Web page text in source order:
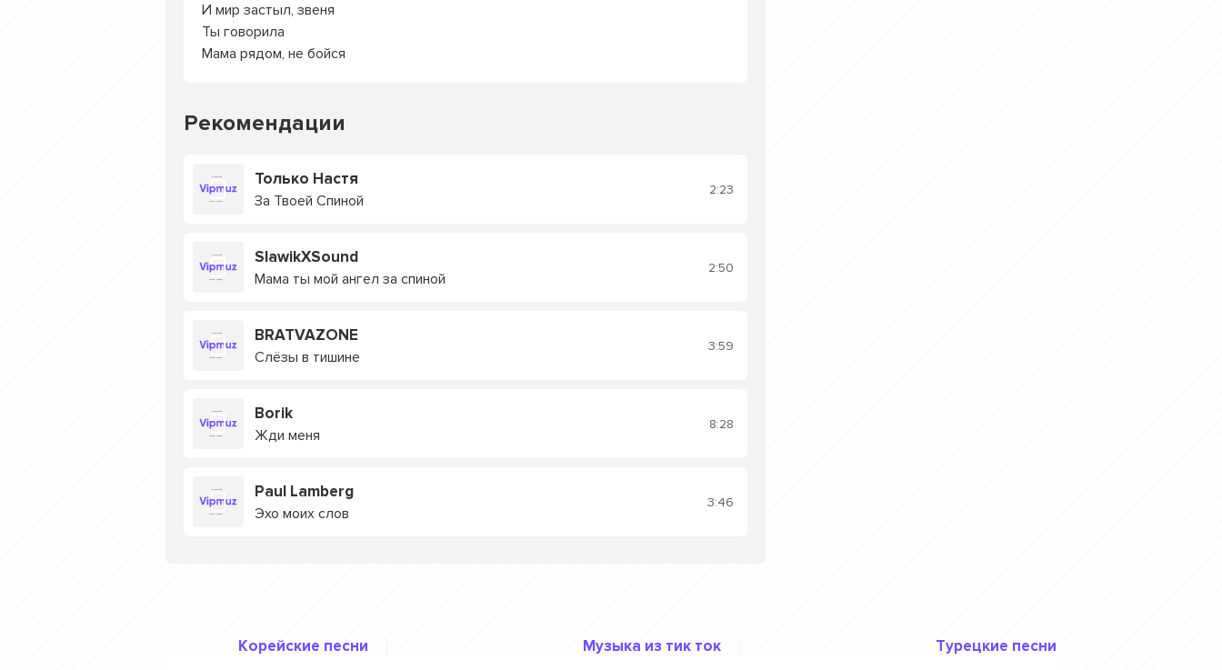
И мир застыл, звеня
Ты говорила
Мама рядом, не бойся
Рекомендации
Только Настя
За Твоей Спиной
2:23
SlawikXSound
Мама ты мой ангел за спиной
2:50
BRATVAZONE
Слёзы в тишине
3:59
Borik
Жди меня
8:28
Paul Lamberg
Эхо моих слов
3:46
Корейские песни Музыка из тик ток Турецкие песни